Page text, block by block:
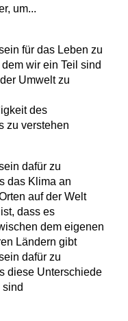
um...
für das Leben zu
wir ein Teil sind
Umwelt zu
des
zu verstehen
dafür zu
das Klima an
auf der Welt
dass es
dem eigenen
Ländern gibt
dafür zu
diese Unterschiede